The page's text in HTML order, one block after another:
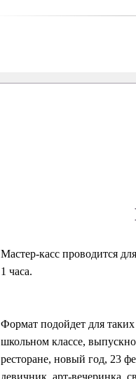
Мастер-касс проводится
1 часа.
Формат подойдет для
школьном классе,
ресторане, новый год, 23
девичник, арт-вечеринка,